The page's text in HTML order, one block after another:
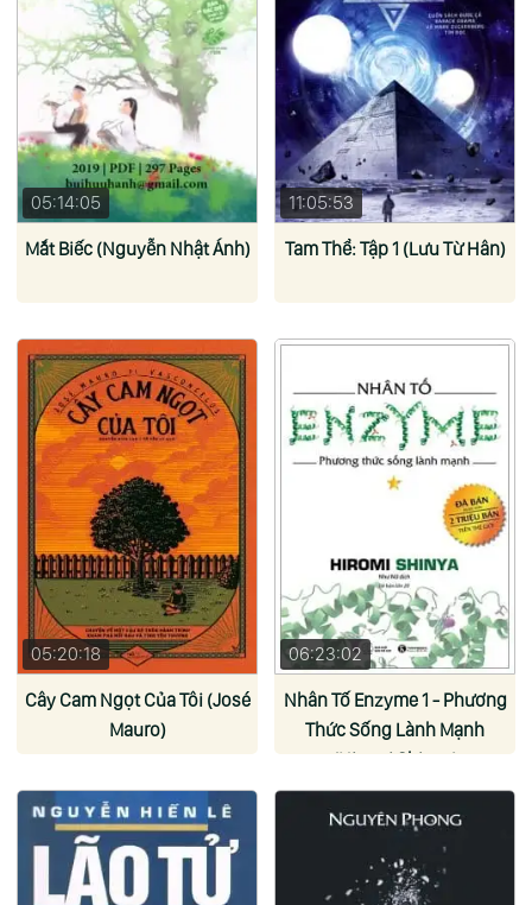
05:14:05
Mắt Biếc (Nguyễn Nhật Ánh)
11:05:53
Tam Thể: Tập 1 (Lưu Từ Hân)
05:20:18
Cây Cam Ngọt Của Tôi (José
Mauro)
06:23:02
Nhân Tố Enzyme 1 - Phương
Thức Sống Lành Mạnh
(Hiromi Shinya)